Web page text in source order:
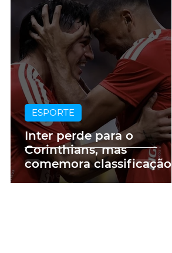
Inter perde para o
Corinthians, mas
comemora classificação
na Copa do Brasil
ESPORTE